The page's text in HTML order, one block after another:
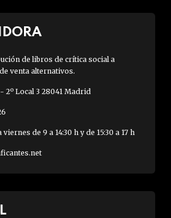
de libros de crítica social a
venta alternativos.
2º Local 3 28041 Madrid
de 9 a 14:30 h y de 15:30 a 17 h